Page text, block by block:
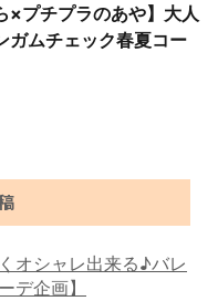
×プチプラのあや】大人
ガムチェック春夏コー
オシャレ出来る♪バレ
デ企画】